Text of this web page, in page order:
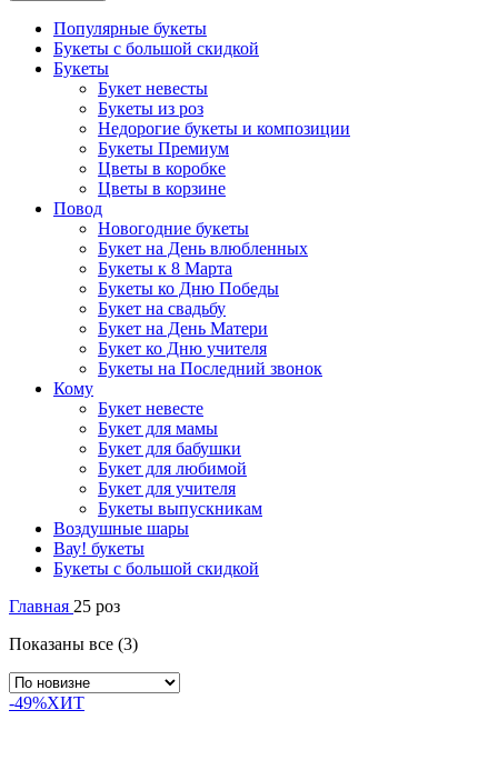
Популярные букеты
Букеты с большой скидкой
Букеты
Букет невесты
Букеты из роз
Недорогие букеты и композиции
Букеты Премиум
Цветы в коробке
Цветы в корзине
Повод
Новогодние букеты
Букет на День влюбленных
Букеты к 8 Марта
Букеты ко Дню Победы
Букет на свадьбу
Букет на День Матери
Букет ко Дню учителя
Букеты на Последний звонок
Кому
Букет невесте
Букет для мамы
Букет для бабушки
Букет для любимой
Букет для учителя
Букеты выпускникам
Воздушные шары
Вау! букеты
Букеты с большой скидкой
Главная 25 роз
Показаны все (3)
-49%ХИТ